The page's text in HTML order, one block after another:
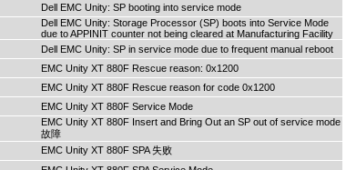
Dell EMC Unity: SP booting into service mode
Dell EMC Unity: Storage Processor (SP) boots into Service Mode
due to APPINIT counter not being cleared at Manufacturing Facility
Dell EMC Unity: SP in service mode due to frequent manual reboot
EMC Unity XT 880F Rescue reason: 0x1200
EMC Unity XT 880F Rescue reason for code 0x1200
EMC Unity XT 880F Service Mode
EMC Unity XT 880F Insert and Bring Out an SP out of service mode
故障
EMC Unity XT 880F SPA 失败